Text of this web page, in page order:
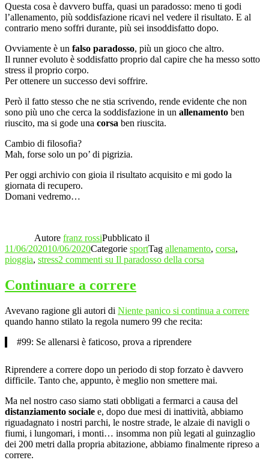
Questa cosa è davvero buffa, quasi un paradosso: meno ti godi
l’allenamento, più soddisfazione ricavi nel vedere il risultato. E al
contrario meno soffri durante, più sei insoddisfatto dopo.
Ovviamente è un falso paradosso, più un gioco che altro.
Il runner evoluto è soddisfatto proprio dal capire che ha messo sotto
stress il proprio corpo.
Per ottenere un successo devi soffrire.
Però il fatto stesso che ne stia scrivendo, rende evidente che non
sono più uno che cerca la soddisfazione in un allenamento ben
riuscito, ma si gode una corsa ben riuscita.
Cambio di filosofia?
Mah, forse solo un po’ di pigrizia.
Per oggi archivio con gioia il risultato acquisito e mi godo la
giornata di recupero.
Domani vedremo…
Autore franz rossiPubblicato il
11/06/202010/06/2020Categorie sportTag allenamento, corsa,
pioggia, stress2 commenti su Il paradosso della corsa
Continuare a correre
Avevano ragione gli autori di Niente panico si continua a correre
quando hanno stilato la regola numero 99 che recita:
#99: Se allenarsi è faticoso, prova a riprendere
Riprendere a correre dopo un periodo di stop forzato è davvero
difficile. Tanto che, appunto, è meglio non smettere mai.
Ma nel nostro caso siamo stati obbligati a fermarci a causa del
distanziamento sociale e, dopo due mesi di inattività, abbiamo
riguadagnato i nostri parchi, le nostre strade, le alzaie di navigli o
fiumi, i lungomari, i monti… insomma non più legati al guinzaglio
dei 200 metri dalla propria abitazione, abbiamo finalmente ripreso a
correre.